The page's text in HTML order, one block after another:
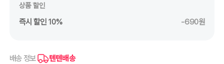
상품 할인
즉시 할인 10% -690원
배송 정보
텐텐배송